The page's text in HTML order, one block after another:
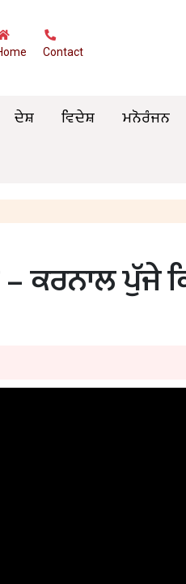
Contact
ਦੇਸ਼ ਵਿਦੇਸ਼ ਮਨੋਰੰਜਨ
ਪੁੱਜੇ